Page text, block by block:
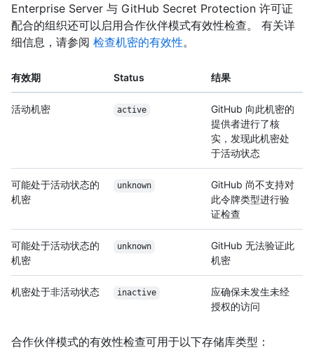
Enterprise Server 与 GitHub Secret Protection 许可证
配合的组织还可以启用合作伙伴模式有效性检查。 有关详
细信息，请参阅 检查机密的有效性。
有效期 Status 结果
活动机密 active
GitHub 向此机密的
提供者进行了核
实，发现此机密处
于活动状态
可能处于活动状态的
机密
unknown
GitHub 尚不支持对
此令牌类型进行验
证检查
可能处于活动状态的
机密
unknown
GitHub 无法验证此
机密
机密处于非活动状态 inactive
应确保未发生未经
授权的访问
合作伙伴模式的有效性检查可用于以下存储库类型：